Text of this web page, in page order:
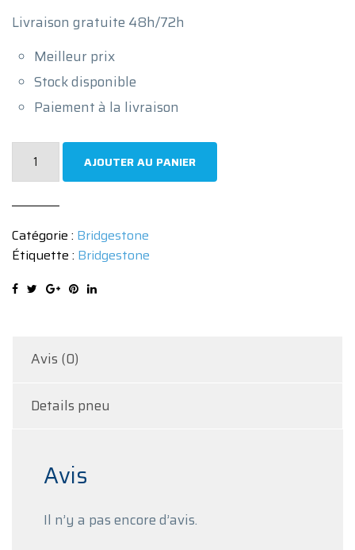
Livraison gratuite 48h/72h
Meilleur prix
Stock disponible
Paiement à la livraison
quantité
TURANZA
T005
195/55
AJOUTER AU PANIER
Catégorie : Bridgestone
Étiquette : Bridgestone
Avis (0)
Details pneu
Avis
Il n’y a pas encore d’avis.